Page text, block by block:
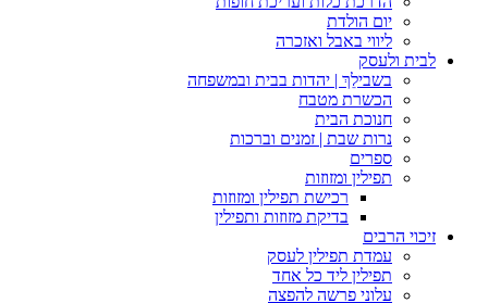
יום הולדת
ליווי באבל ואזכרה
לבית ולעסק
בשבילֵךְ | יהדות בבית ובמשפחה
הכשרת מטבח
חנוכת הבית
נרות שבת | זמנים וברכות
ספרים
תפילין ומזוזות
רכישת תפילין ומזוזות
בדיקת מזוזות ותפילין
זיכוי הרבים
עמדת תפילין לעסק
תפילין ליד כל אחד
עלוני פרשה להפצה